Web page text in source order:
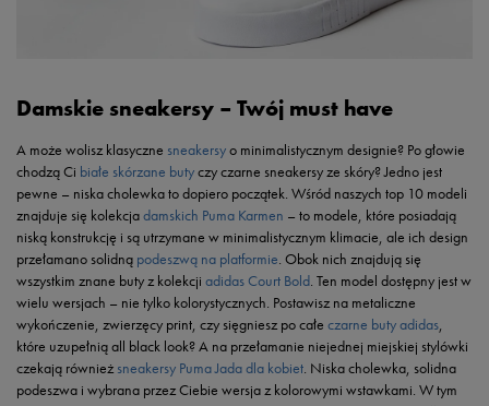
Damskie sneakersy – Twój must have
A może wolisz klasyczne sneakersyo minimalistycznym designie? Po głowie
chodzą Ci białe skórzane butyczy czarne sneakersy ze skóry? Jedno jest
pewne – niska cholewka to dopiero początek. Wśród naszych top 10 modeli
znajduje się kolekcjadamskich Puma Karmen – to modele, które posiadają
niską konstrukcję i są utrzymane w minimalistycznym klimacie, ale ich design
przełamano solidną podeszwą na platformie. Obok nich znajdują się
wszystkim znane buty z kolekcji adidas Court Bold. Ten model dostępny jest w
wielu wersjach – nie tylko kolorystycznych. Postawisz na metaliczne
wykończenie, zwierzęcy print, czy sięgniesz po całe czarne buty adidas,
które uzupełnią all black look? A na przełamanie niejednej miejskiej stylówki
czekają również sneakersy Puma Jada dla kobiet. Niska cholewka, solidna
podeszwa i wybrana przez Ciebie wersja z kolorowymi wstawkami. W tym